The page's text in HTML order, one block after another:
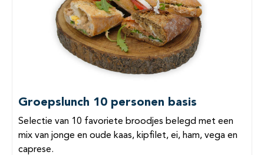
Groepslunch 10 personen basis
Selectie van 10 favoriete broodjes belegd met een
mix van jonge en oude kaas, kipfilet, ei, ham, vega en
caprese.